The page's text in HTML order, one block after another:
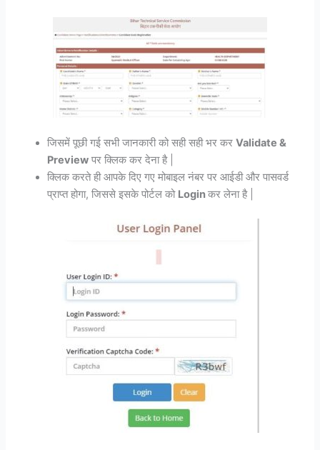
जिसमें पूछी गई सभी जानकारी को सही सही भर करValidate &
Preview पर क्लिक कर देना है |
क्लिक करते ही आपके दिए गए मोबाइल नंबर पर आईडी और पासवर्ड
प्राप्त होगा, जिससे इसके पोर्टल को Loginकर लेना है |